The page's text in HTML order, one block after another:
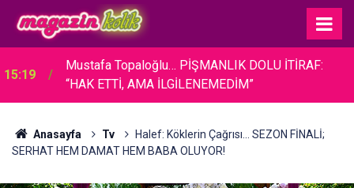
15:19
Mustafa Topaloğlu… PİŞMANLIK DOLU İTİRAF:
“HAK ETTİ, AMA İLGİLENEMEDİM”
Anasayfa Tv
Halef: Köklerin Çağrısı... SEZON FİNALİ;
SERHAT HEM DAMAT HEM BABA OLUYOR!